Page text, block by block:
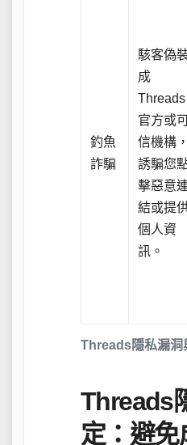
Threads隱私漏洞
釣魚
詐騙
駭客偽
成
Threads
官方或
信機構，
誘騙您
擊惡意
結或提
個人資
訊。
Threads
定：避免